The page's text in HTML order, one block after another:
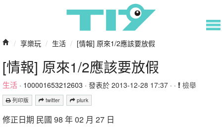
/ 享樂玩 / 生活 / [情報] 原來1/2應該要放假
[情報] 原來1/2應該要放假
生活 · 100001653212603 · 發表於 2013-12-28 17:37 · · 檢舉
列印版 twitter plurk
修正日期 民國 98 年 02 月 27 日